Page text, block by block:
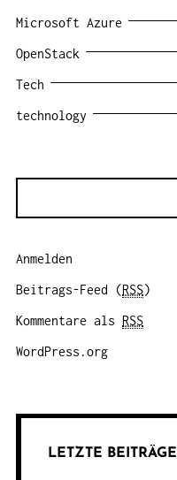
Microsoft Azure
OpenStack
Tech
technology
Anmelden
Beitrags-Feed (RSS)
Kommentare als RSS
WordPress.org
LETZTE BEITRÄGE